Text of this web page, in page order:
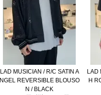
LAD MUSICIAN / R/C SATIN A
NGEL REVERSIBLE BLOUSO
N / BLACK
LAD
H